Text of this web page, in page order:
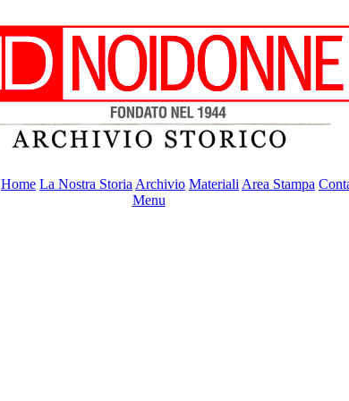
Home La Nostra Storia Archivio Materiali Area Stampa
Menu